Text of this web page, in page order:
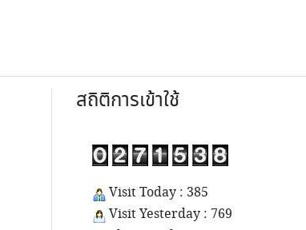
สถิติการเข้าใช้
Visit Today : 385
Visit Yesterday : 769